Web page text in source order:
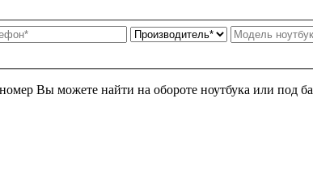
Вы можете найти на обороте ноутбука или под